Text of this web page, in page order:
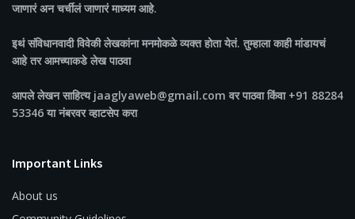
जाणारं अन चर्चीलं जाणारं माध्यम आहे.
इथं संविधानवादी विवेकी लेखकांना मनमोकळे व्यक्त होता येतं. तुम्हाला काही मांडायचं
आहे तर आमच्याकडे लेख पाठवा
आपले लेखन साहित्य jaaglyaweb@gmail.com वर पाठवा किंवा +91 88284
53346 या नंबरवर व्हाटसेप करा
Important Links
About us